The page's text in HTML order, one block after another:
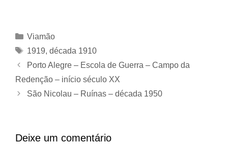
Categorias
Viamão
Tags
1919, década 1910
Porto Alegre – Escola de Guerra – Campo da
Redenção – início século XX
São Nicolau – Ruínas – década 1950
Deixe um comentário